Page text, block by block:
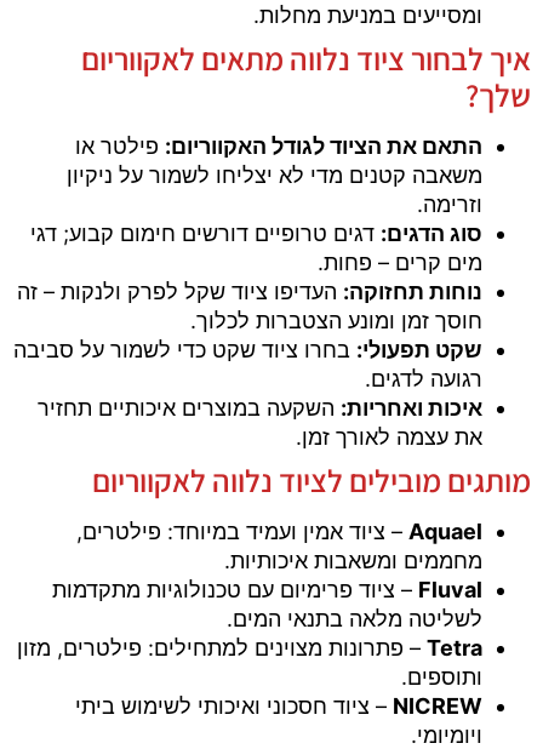
ומסייעים במניעת מחלות.
איך לבחור ציוד נלווה מתאים לאקווריום
שלך?
התאם את הציוד לגודל האקווריום: פילטר או
משאבה קטנים מדי לא יצליחו לשמור על ניקיון
וזרימה.
סוג הדגים: דגים טרופיים דורשים חימום קבוע; דגי
מים קרים – פחות.
נוחות תחזוקה: העדיפו ציוד שקל לפרק ולנקות – זה
חוסך זמן ומונע הצטברות לכלוך.
שקט תפעולי: בחרו ציוד שקט כדי לשמור על סביבה
רגועה לדגים.
איכות ואחריות: השקעה במוצרים איכותיים תחזיר
את עצמה לאורך זמן.
מותגים מובילים לציוד נלווה לאקווריום
Aquael – ציוד אמין ועמיד במיוחד: פילטרים,
מחממים ומשאבות איכותיות.
Fluval – ציוד פרימיום עם טכנולוגיות מתקדמות
לשליטה מלאה בתנאי המים.
Tetra – פתרונות מצוינים למתחילים: פילטרים, מזון
ותוספים.
NICREW – ציוד חסכוני ואיכותי לשימוש ביתי
ויומיומי.